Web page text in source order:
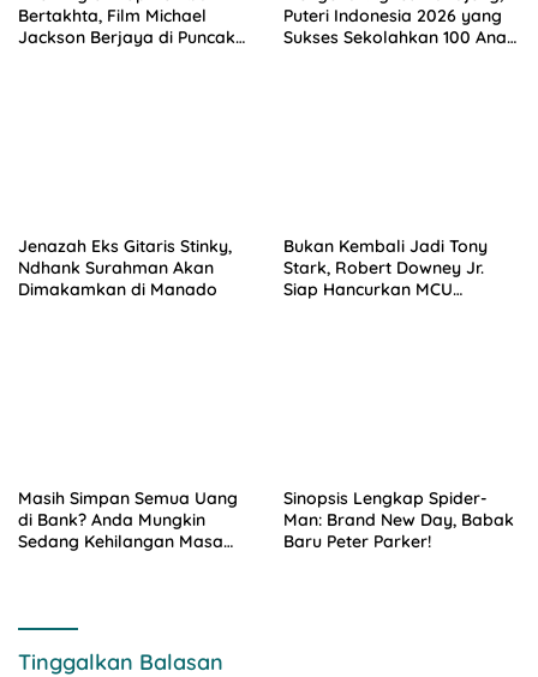
Bertakhta, Film Michael
Jackson Berjaya di Puncak
Puteri Indonesia 2026 yang
Sukses Sekolahkan 100 Anak
Jenazah Eks Gitaris Stinky,
Ndhank Surahman Akan
Dimakamkan di Manado
Bukan Kembali Jadi Tony
Stark, Robert Downey Jr.
Siap Hancurkan MCU
Masih Simpan Semua Uang
di Bank? Anda Mungkin
Sedang Kehilangan Masa
Sinopsis Lengkap Spider-
Man: Brand New Day, Babak
Baru Peter Parker!
Tinggalkan Balasan